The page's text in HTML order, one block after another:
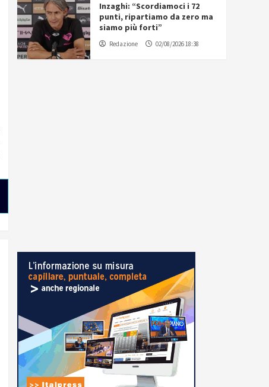
Inzaghi: “Scordiamoci i 72
punti, ripartiamo da zero ma
siamo più forti”
Redazione 02/08/2026 18:38